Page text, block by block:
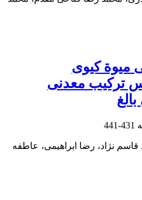
میوة کیوی
ترکیب معدنی
431-441
نژاد، رضا ابراهیمی، عاطفه